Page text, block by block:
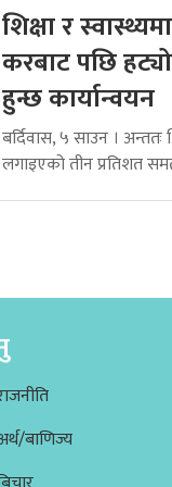
शिक्षा र
करबाट पछि
हुन्छ कार्यान्वयन
बर्दिवास, ५ साउन । अन्ततः
लगाइएको तीन प्रतिशत
बाणिज्य